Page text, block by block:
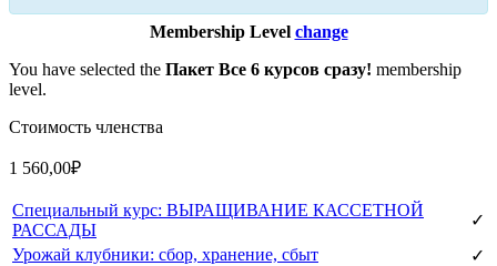
Membership Level change
You have selected the Пакет Все 6 курсов сразу! membership
level.
Стоимость членства
1 560,00₽
Специальный курс: ВЫРАЩИВАНИЕ КАССЕТНОЙ
РАССАДЫ
✓
Урожай клубники: сбор, хранение, сбыт
✓